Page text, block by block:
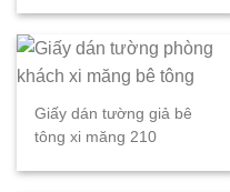
Giấy dán tường giả bê
tông xi măng 210